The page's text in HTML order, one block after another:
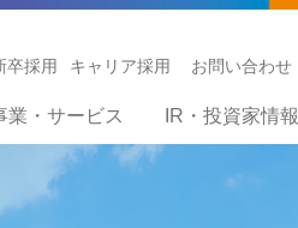
業・サービス IR・投資家情報
卒採用 キャリア採用 お問い合わせ